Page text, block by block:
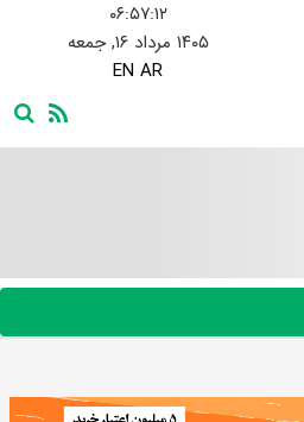
۰۶:۵۷:۱۳
۱۴۰۵ مرداد ۱۶, جمعه
EN AR